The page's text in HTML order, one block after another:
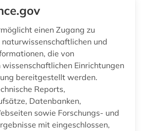
wirtschaftsinformatik (1)
wissenschaftliche kooperation (1)
wissenschaftliche literatur (2)
wissensportal (1)
einen Zugang zu
und
die von
wissenschaftlichen Einrichtungen
bereitgestellt werden.
Reports,
Datenbanken,
sowie Forschungs- und
mit eingeschlossen,